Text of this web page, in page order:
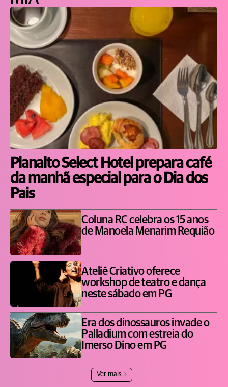
Planalto Select Hotel prepara café
da manhã especial para o Dia dos
Pais
Coluna RC celebra os 15 anos
de Manoela Menarim Requião
Ateliê Criativo oferece
workshop de teatro e dança
neste sábado em PG
Era dos dinossauros invade o
Palladium com estreia do
Imerso Dino em PG
Ver mais